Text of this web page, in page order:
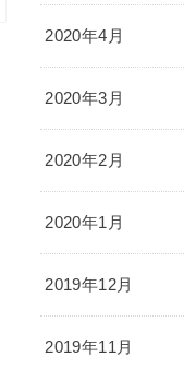
2020年4月
2020年3月
2020年2月
2020年1月
2019年12月
2019年11月